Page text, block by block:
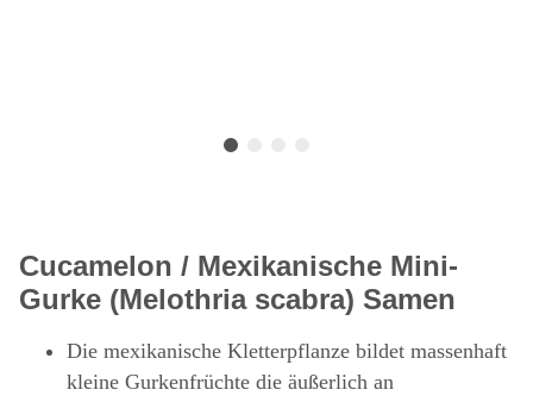
Cucamelon / Mexikanische Mini-
Gurke (Melothria scabra) Samen
Die mexikanische Kletterpflanze bildet massenhaft
kleine Gurkenfrüchte die äußerlich an